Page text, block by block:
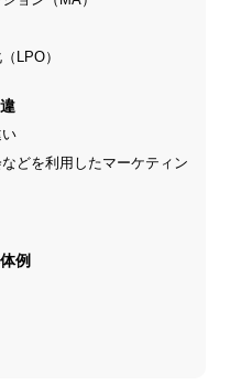
LPO）
どを利用したマーケティン
例